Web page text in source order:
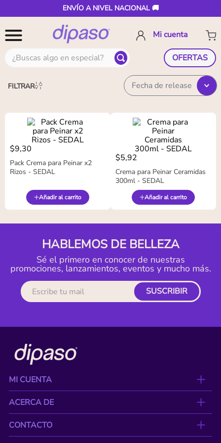
ENVÍO A NIVEL NACIONAL 🚚
¿Buscas algo en especial? OFERTAS
FILTRAR Fecha de release
$9,30
Pack Crema para Peinar x2
Rizos - SEDAL
Añadir al carrito
$5,92
Crema para Peinar Ceramidas
300ml - SEDAL
Añadir al carrito
HABLEMOS DE BELLEZA
Sé el primero en conocer de nuestras
promociones, lanzamientos, eventos y mucho más.
SUSCRIBIR
MI CUENTA
ACERCA DE
CONTACTO